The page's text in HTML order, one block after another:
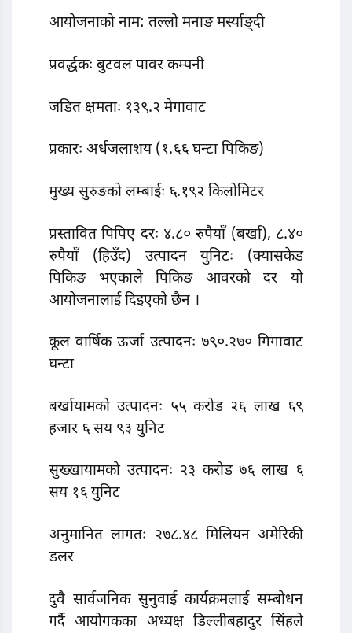
आयोजनाको नाम: तल्लो मनाङ मर्स्याङ्दी
प्रवर्द्धकः बुटवल पावर कम्पनी
जडित क्षमताः १३९.२ मेगावाट
प्रकारः अर्धजलाशय (१.६६ घन्टा पिकिङ)
मुख्य सुरुङको लम्बाईः ६.१९२ किलोमिटर
प्रस्तावित पिपिए दरः ४.८० रुपैयाँ (बर्खा), ८.४०
रुपैयाँ (हिउँद) उत्पादन युनिटः (क्यासकेड
पिकिङ भएकाले पिकिङ आवरको दर यो
आयोजनालाई दिइएको छैन ।
कूल वार्षिक ऊर्जा उत्पादनः ७९०.२७० गिगावाट
घन्टा
बर्खायामको उत्पादनः ५५ करोड २६ लाख ६९
हजार ६ सय ९३ युनिट
सुख्खायामको उत्पादनः २३ करोड ७६ लाख ६
सय १६ युनिट
अनुमानित लागतः २७८.४८ मिलियन अमेरिकी
डलर
दुवै सार्वजनिक सुनुवाई कार्यक्रमलाई सम्बोधन
गर्दै आयोगकका अध्यक्ष डिल्लीबहादुर सिंहले